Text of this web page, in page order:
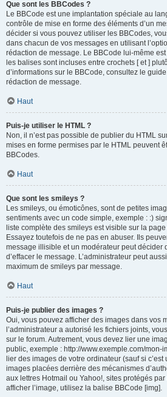
Que sont les BBCodes ?
Le BBCode est une implantation spéciale au
contrôle de mise en forme des éléments d’un
décider si vous pouvez utiliser les BBCodes,
dans chacun de vos messages en utilisant
rédaction de message. Le BBCode lui-même
les balises sont incluses entre crochets [ et ]
d’informations sur le BBCode, consultez le
rédaction de message.
Haut
Puis-je utiliser le HTML ?
Non, il n’est pas possible de publier du HTML
mises en forme permises par le HTML peuvent
BBCodes.
Haut
Que sont les smileys ?
Les smileys, ou émoticônes, sont de petites
sentiments avec un code simple, exemple : :)
liste complète des smileys est visible sur la
Essayez toutefois de ne pas en abuser. Ils
message illisible et un modérateur peut décider
d’effacer le message. L’administrateur peut
maximum de smileys par message.
Haut
Puis-je publier des images ?
Oui, vous pouvez afficher des images dans vos
l’administrateur a autorisé les fichiers joints,
sur le forum. Autrement, vous devez lier une
public, exemple : http://www.exemple.com/mon-
lier des images de votre ordinateur (sauf si
images placées derrière des mécanismes
aux lettres Hotmail ou Yahoo!, sites protégés
afficher l’image, utilisez la balise BBCode [img].